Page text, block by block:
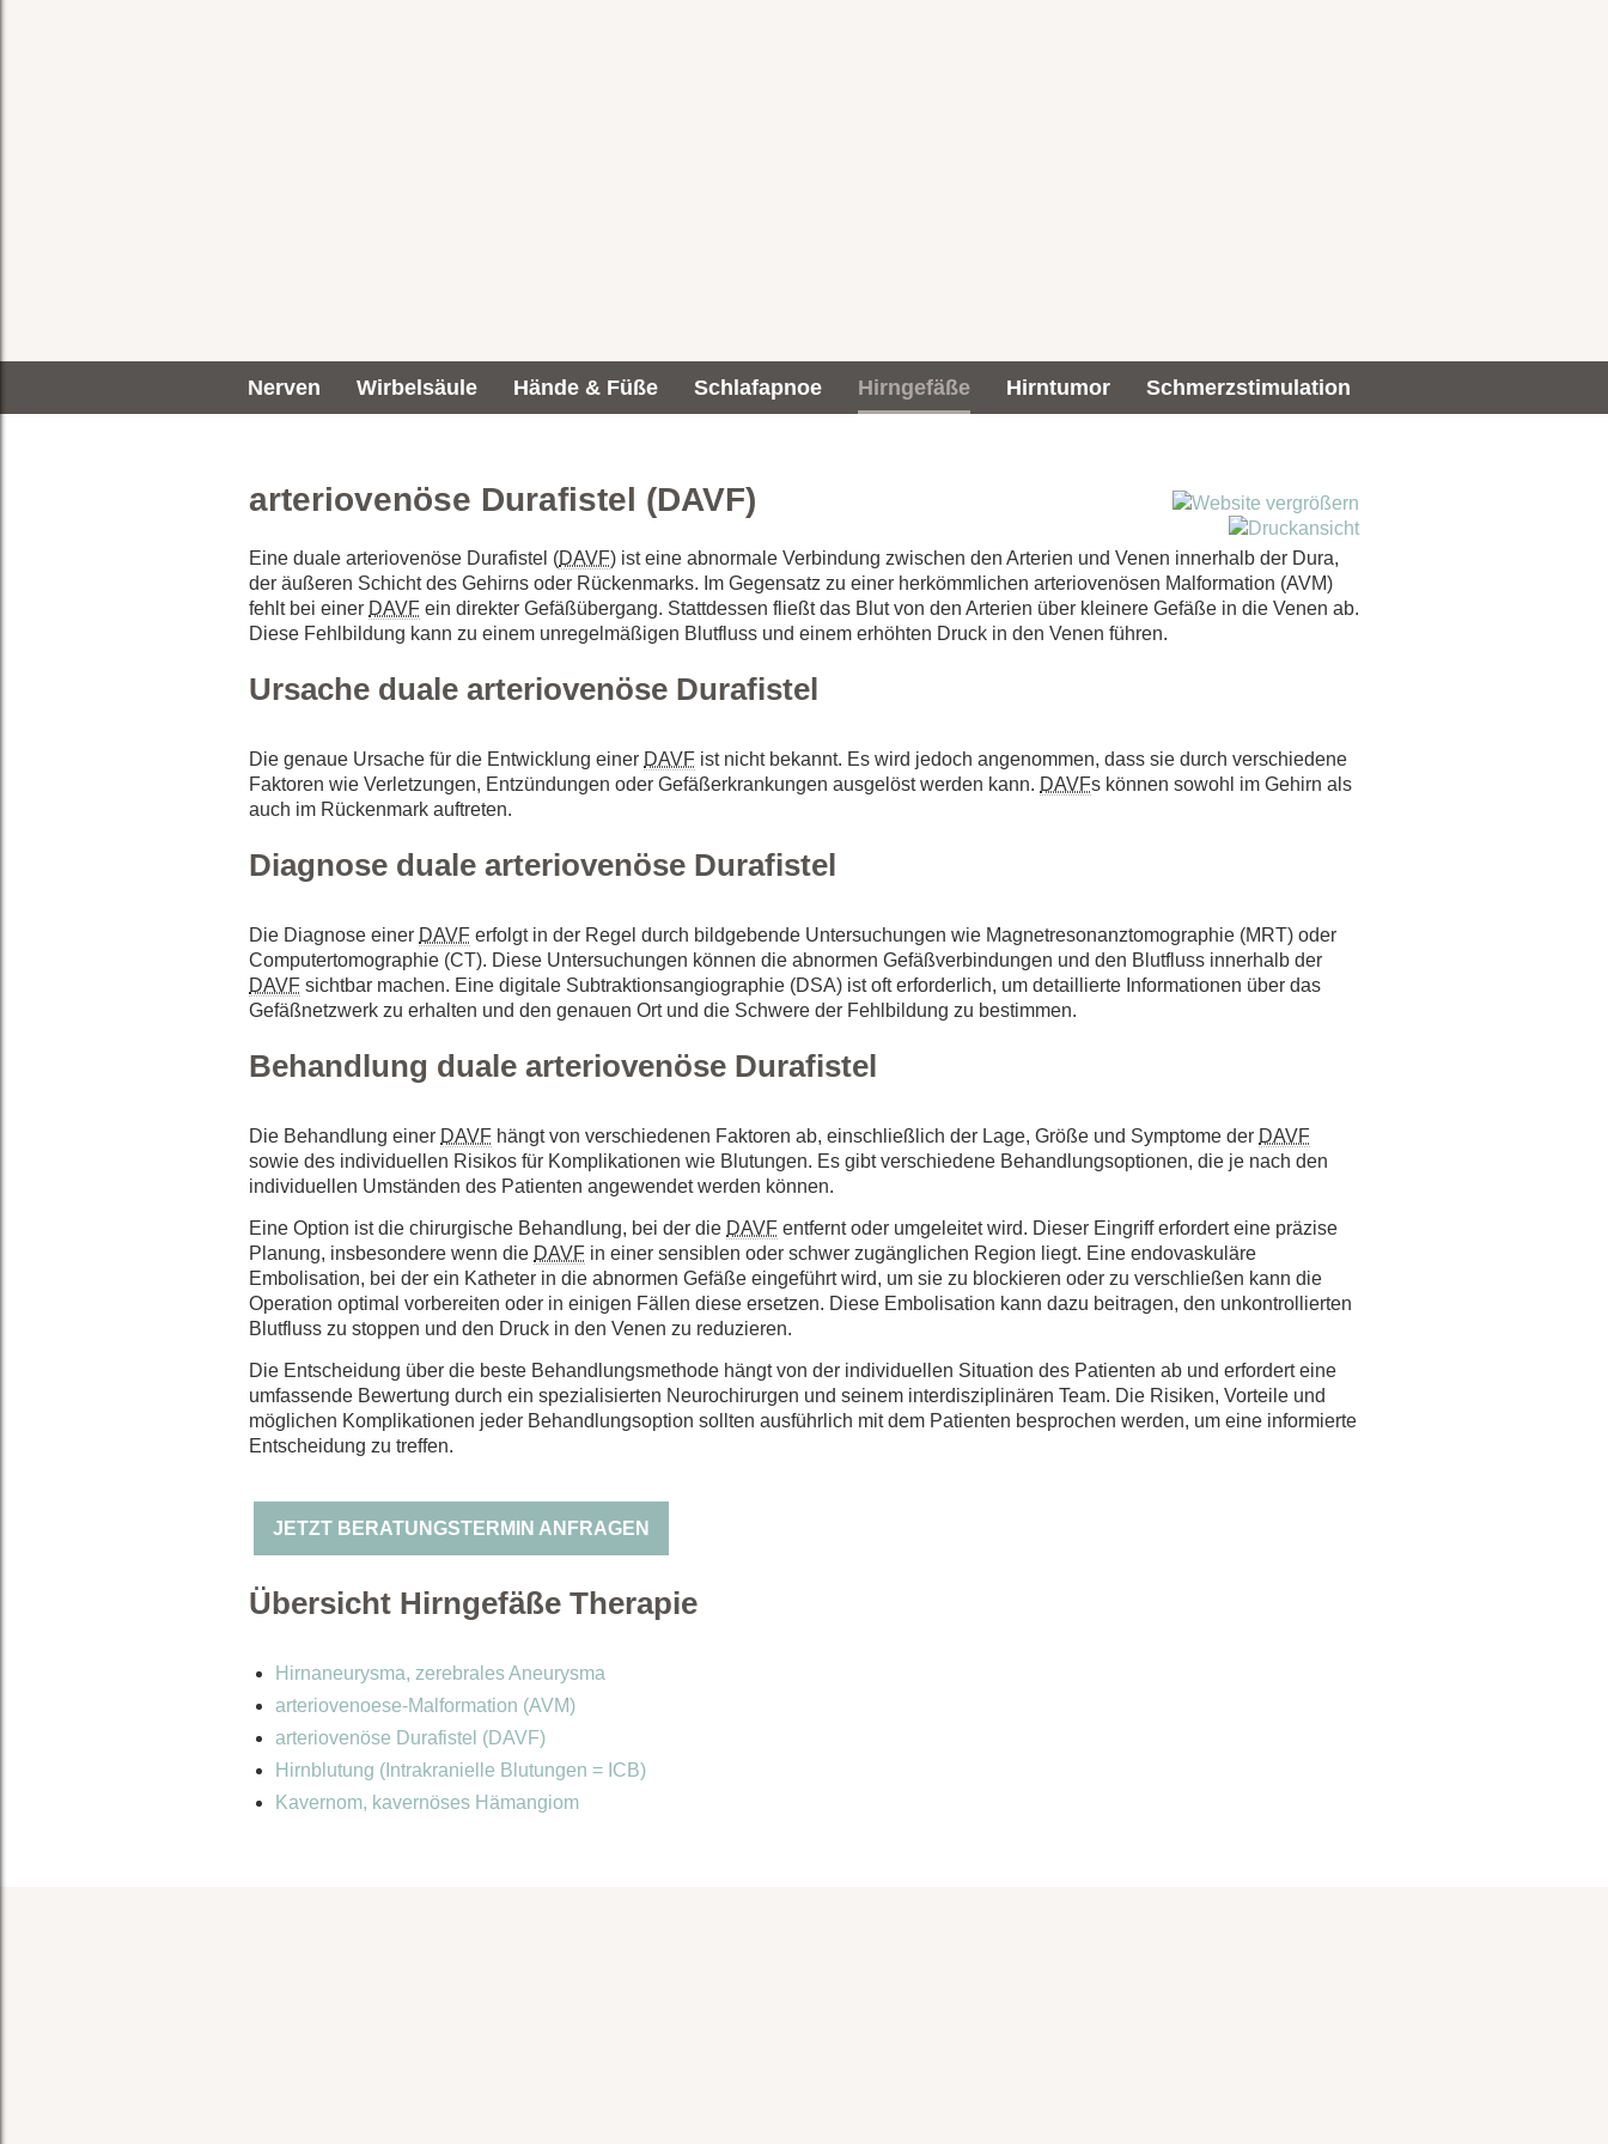
Nerven Wirbelsäule Hände & Füße Schlafapnoe Hirngefäße Hirntumor Schmerzstimulation
arteriovenöse Durafistel (DAVF)
Eine duale arteriovenöse Durafistel (DAVF) ist eine abnormale Verbindung zwischen den Arterien und Venen innerhalb der Dura,
der äußeren Schicht des Gehirns oder Rückenmarks. Im Gegensatz zu einer herkömmlichen arteriovenösen Malformation (AVM)
fehlt bei einer DAVF ein direkter Gefäßübergang. Stattdessen fließt das Blut von den Arterien über kleinere Gefäße in die Venen ab.
Diese Fehlbildung kann zu einem unregelmäßigen Blutfluss und einem erhöhten Druck in den Venen führen.
Ursache duale arteriovenöse Durafistel
Die genaue Ursache für die Entwicklung einer DAVF ist nicht bekannt. Es wird jedoch angenommen, dass sie durch verschiedene
Faktoren wie Verletzungen, Entzündungen oder Gefäßerkrankungen ausgelöst werden kann. DAVFs können sowohl im Gehirn als
auch im Rückenmark auftreten.
Diagnose duale arteriovenöse Durafistel
Die Diagnose einer DAVF erfolgt in der Regel durch bildgebende Untersuchungen wie Magnetresonanztomographie (MRT) oder
Computertomographie (CT). Diese Untersuchungen können die abnormen Gefäßverbindungen und den Blutfluss innerhalb der
DAVF sichtbar machen. Eine digitale Subtraktionsangiographie (DSA) ist oft erforderlich, um detaillierte Informationen über das
Gefäßnetzwerk zu erhalten und den genauen Ort und die Schwere der Fehlbildung zu bestimmen.
Behandlung duale arteriovenöse Durafistel
Die Behandlung einer DAVF hängt von verschiedenen Faktoren ab, einschließlich der Lage, Größe und Symptome der DAVF
sowie des individuellen Risikos für Komplikationen wie Blutungen. Es gibt verschiedene Behandlungsoptionen, die je nach den
individuellen Umständen des Patienten angewendet werden können.
Eine Option ist die chirurgische Behandlung, bei der die DAVF entfernt oder umgeleitet wird. Dieser Eingriff erfordert eine präzise
Planung, insbesondere wenn die DAVF in einer sensiblen oder schwer zugänglichen Region liegt. Eine endovaskuläre
Embolisation, bei der ein Katheter in die abnormen Gefäße eingeführt wird, um sie zu blockieren oder zu verschließen kann die
Operation optimal vorbereiten oder in einigen Fällen diese ersetzen. Diese Embolisation kann dazu beitragen, den unkontrollierten
Blutfluss zu stoppen und den Druck in den Venen zu reduzieren.
Die Entscheidung über die beste Behandlungsmethode hängt von der individuellen Situation des Patienten ab und erfordert eine
umfassende Bewertung durch ein spezialisierten Neurochirurgen und seinem interdisziplinären Team. Die Risiken, Vorteile und
möglichen Komplikationen jeder Behandlungsoption sollten ausführlich mit dem Patienten besprochen werden, um eine informierte
Entscheidung zu treffen.
JETZT BERATUNGSTERMIN ANFRAGEN
Übersicht Hirngefäße Therapie
Hirnaneurysma, zerebrales Aneurysma
arteriovenoese-Malformation (AVM)
arteriovenöse Durafistel (DAVF)
Hirnblutung (Intrakranielle Blutungen = ICB)
Kavernom, kavernöses Hämangiom